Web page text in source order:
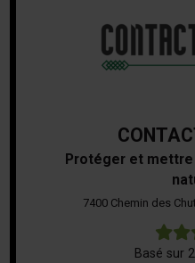
Protéger et
7400 Chemin des
Basé sur